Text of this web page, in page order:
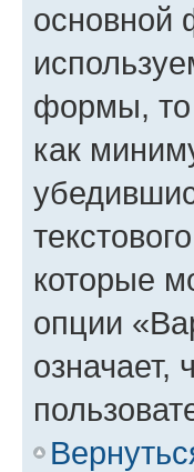
основной
формы, то
как
которые
опции
означает,